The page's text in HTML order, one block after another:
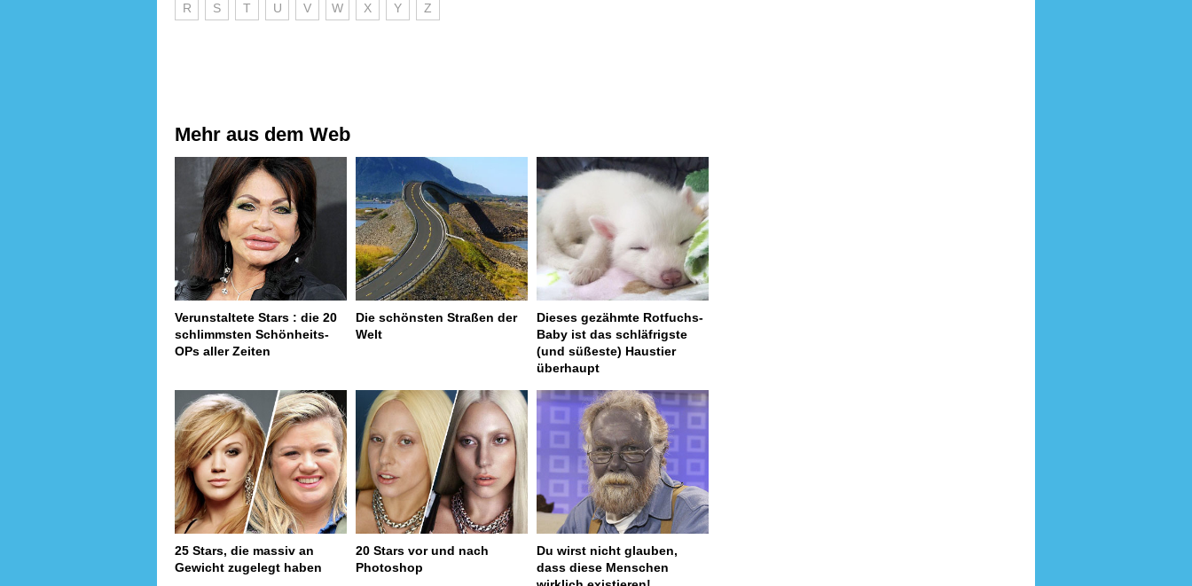
R S T U V W X Y Z
Mehr aus dem Web
Verunstaltete Stars : die 20
schlimmsten Schönheits-
OPs aller Zeiten
Die schönsten Straßen der
Welt
Dieses gezähmte Rotfuchs-
Baby ist das schläfrigste
(und süßeste) Haustier
überhaupt
25 Stars, die massiv an
Gewicht zugelegt haben
20 Stars vor und nach
Photoshop
Du wirst nicht glauben,
dass diese Menschen